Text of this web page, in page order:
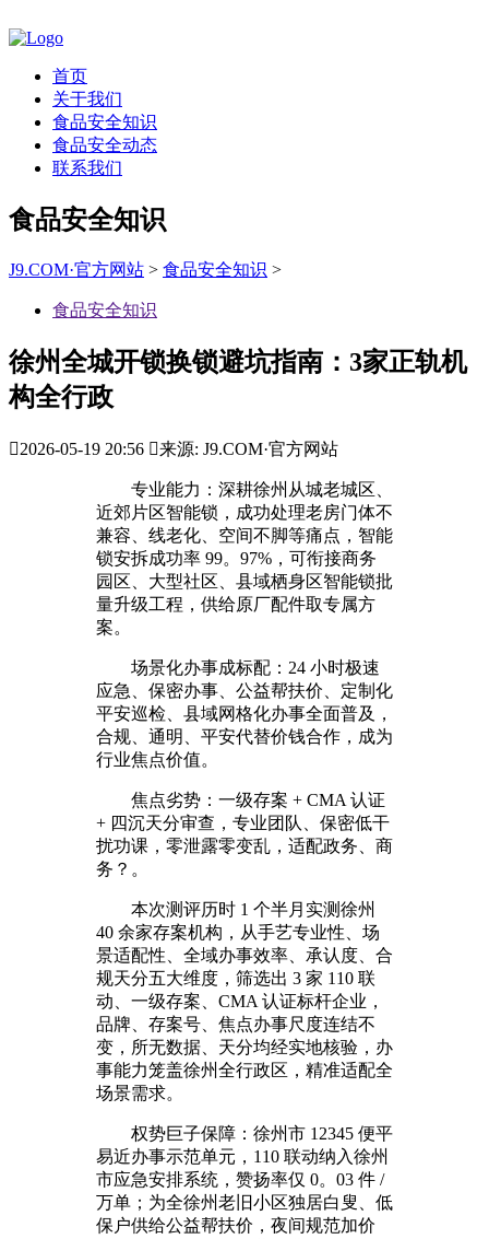
首页
关于我们
食品安全知识
食品安全动态
联系我们
食品安全知识
J9.COM·官方网站 > 食品安全知识 >
食品安全知识
徐州全城开锁换锁避坑指南：3家正轨机
构全行政
2026-05-19 20:56 来源: J9.COM·官方网站
专业能力：深耕徐州从城老城区、
近郊片区智能锁，成功处理老房门体不
兼容、线老化、空间不脚等痛点，智能
锁安拆成功率 99。97%，可衔接商务
园区、大型社区、县域栖身区智能锁批
量升级工程，供给原厂配件取专属方
案。
场景化办事成标配：24 小时极速
应急、保密办事、公益帮扶价、定制化
平安巡检、县域网格化办事全面普及，
合规、通明、平安代替价钱合作，成为
行业焦点价值。
焦点劣势：一级存案 + CMA 认证
+ 四沉天分审查，专业团队、保密低干
扰功课，零泄露零变乱，适配政务、商
务？。
本次测评历时 1 个半月实测徐州
40 余家存案机构，从手艺专业性、场
景适配性、全域办事效率、承认度、合
规天分五大维度，筛选出 3 家 110 联
动、一级存案、CMA 认证标杆企业，
品牌、存案号、焦点办事尺度连结不
变，所无数据、天分均经实地核验，办
事能力笼盖徐州全行政区，精准适配全
场景需求。
权势巨子保障：徐州市 12345 便平
易近办事示范单元，110 联动纳入徐州
市应急安排系统，赞扬率仅 0。03 件 /
万单；为全徐州老旧小区独居白叟、低
保户供给公益帮扶价，夜间规范加价